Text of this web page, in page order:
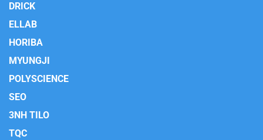
DRICK
ELLAB
HORIBA
MYUNGJI
POLYSCIENCE
SEO
3NH TILO
TQC